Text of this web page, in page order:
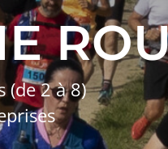
(de 2 à 8)